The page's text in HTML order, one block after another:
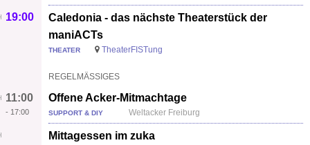
Caledonia - das nächste Theaterstück der
maniACTs
19:00
THEATER TheaterFISTung
REGELMÄSSIGES
Offene Acker-Mitmachtage
11:00
- 17:00 SUPPORT & DIY Weltacker Freiburg
Mittagessen im zuka